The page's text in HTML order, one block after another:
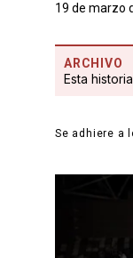
19 de marzo
ARCHIVO
Esta
Se adhiere a